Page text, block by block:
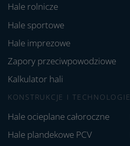
Hale rolnicze
Hale sportowe
Hale imprezowe
Zapory przeciwpowodziowe
Kalkulator hali
KONSTRUKCJE I TECHNOLOGIE
Hale ocieplane całoroczne
Hale plandekowe PCV